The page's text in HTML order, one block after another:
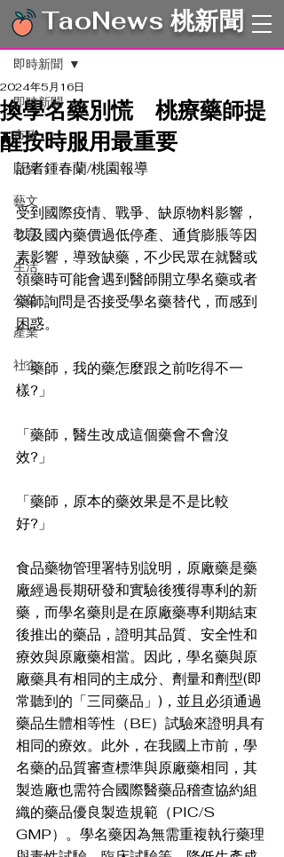
TaoNews 桃新聞
文章
即時新聞
市政
財經
藝文
教育
生活
公益
產業
社企
即時新聞
換學名藥別慌 桃療藥師提
醒按時服用最重要
2024年5月16日
記者鍾春蘭/桃園報導
受到國際疫情、戰爭、缺原物料影響，
以及國內藥價過低停產、通貨膨脹等因
素影響，導致缺藥，不少民眾在就醫或
領藥時可能會遇到醫師開立學名藥或者
藥師詢問是否接受學名藥替代，而感到
困惑。
「藥師，我的藥怎麼跟之前吃得不一
樣?」
「藥師，醫生改成這個藥會不會沒
效?」
「藥師，原本的藥效果是不是比較
好?」
食品藥物管理署特別說明，原廠藥是藥
廠經過長期研發和實驗後獲得專利的新
藥，而學名藥則是在原廠藥專利期結束
後推出的藥品，證明其品質、安全性和
療效與原廠藥相當。因此，學名藥與原
廠藥具有相同的主成分、劑量和劑型(即
常聽到的「三同藥品」)，並且必須通過
藥品生體相等性（BE）試驗來證明具有
相同的療效。此外，在我國上市前，學
名藥的品質審查標準與原廠藥相同，其
製造廠也需符合國際醫藥品稽查協約組
織的藥品優良製造規範（PIC/S
GMP）。學名藥因為無需重複執行藥理